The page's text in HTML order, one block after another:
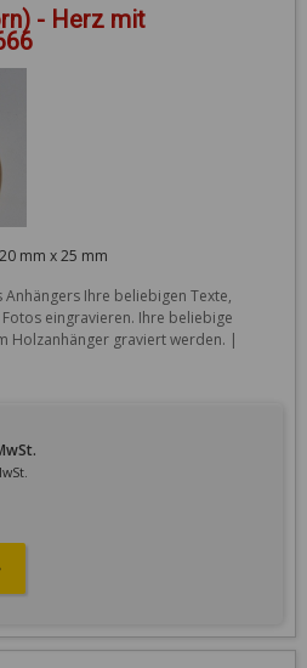
- Herz mit
20 mm x 25 mm
Ihre beliebigen Texte,
eingravieren. Ihre beliebige
Holzanhänger graviert werden. |